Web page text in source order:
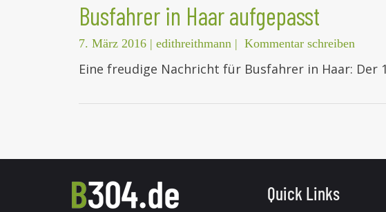
Busfahrer in Haar aufgepasst
7. März 2016 | edithreithmann | Kommentar schreiben
Eine freudige Nachricht für Busfahrer in Haar: Der
Quick Links